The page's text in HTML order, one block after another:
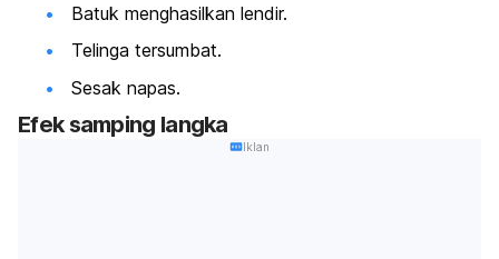
Batuk menghasilkan lendir.
Telinga tersumbat.
Sesak napas.
Efek samping langka
Iklan